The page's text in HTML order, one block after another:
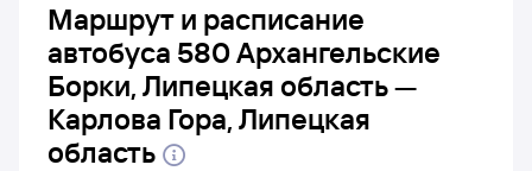
Маршрут и расписание
автобуса 580 Архангельские
Борки, Липецкая область —
Карлова Гора, Липецкая
область